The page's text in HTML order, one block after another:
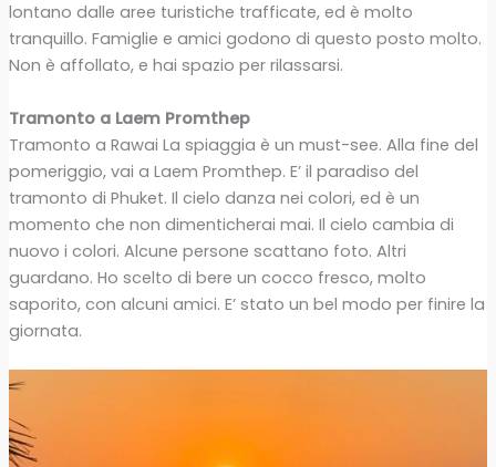
lontano dalle aree turistiche trafficate, ed è molto
tranquillo. Famiglie e amici godono di questo posto molto.
Non è affollato, e hai spazio per rilassarsi.
Tramonto a Laem Promthep
Tramonto a Rawai La spiaggia è un must-see. Alla fine del
pomeriggio, vai a Laem Promthep. E’ il paradiso del
tramonto di Phuket. Il cielo danza nei colori, ed è un
momento che non dimenticherai mai. Il cielo cambia di
nuovo i colori. Alcune persone scattano foto. Altri
guardano. Ho scelto di bere un cocco fresco, molto
saporito, con alcuni amici. E’ stato un bel modo per finire la
giornata.